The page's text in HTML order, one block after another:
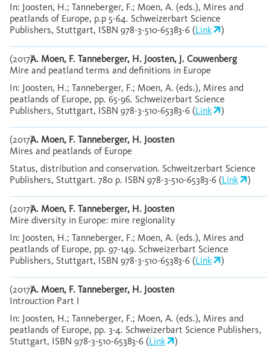
In: Joosten, H.; Tanneberger, F.; Moen, A. (eds.), Mires and
peatlands of Europe, p.p 5-64. Schweizerbart Science
Publishers, Stuttgart, ISBN 978-3-510-65383-6 (Link )
(2017)A. Moen, F. Tanneberger, H. Joosten, J. Couwenberg
Mire and peatland terms and definitions in Europe
In: Joosten, H.; Tanneberger, F.; Moen, A. (eds.), Mires and
peatlands of Europe, pp. 65-96. Schweizerbart Science
Publishers, Stuttgart, ISBN 978-3-510-65383-6 (Link )
(2017)A. Moen, F. Tanneberger, H. Joosten
Mires and peatlands of Europe
Status, distribution and conservation. Schweitzerbart Science
Publishers, Stuttgart. 780 p. ISBN 978-3-510-65383-6 (Link )
(2017)A. Moen, F. Tanneberger, H. Joosten
Mire diversity in Europe: mire regionality
In: Joosten, H.; Tanneberger, F.; Moen, A. (eds.), Mires and
peatlands of Europe, pp. 97-149. Schweizerbart Science
Publishers, Stuttgart, ISBN 978-3-510-65383-6 (Link )
(2017)A. Moen, F. Tanneberger, H. Joosten
Introuction Part I
In: Joosten, H.; Tanneberger, F.; Moen, A. (eds.), Mires and
peatlands of Europe, pp. 3-4. Schweizerbart Science Publishers,
Stuttgart, ISBN 978-3-510-65383-6 (Link )